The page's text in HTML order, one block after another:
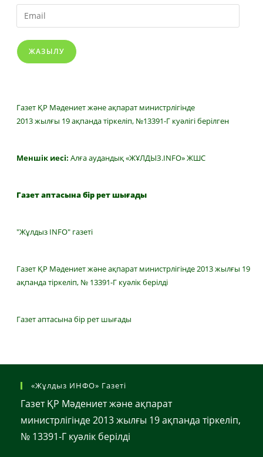
Email
ЖАЗЫЛУ
Газет ҚР Мәдениет және ақпарат министрлігінде
2013 жылғы 19 ақпанда тіркеліп, №13391-Г куәлігі берілген
Меншік иесі: Алға аудандық «ЖҰЛДЫЗ.INFO» ЖШС
Газет аптасына бір рет шығады
"Жұлдыз INFO" газеті
Газет ҚР Мәдениет және ақпарат министрлігінде 2013 жылғы 19
ақпанда тіркеліп, № 13391-Г куәлік берілді
Газет аптасына бір рет шығады
«Жұлдыз ИНФО» Газеті
Газет ҚР Мәдениет және ақпарат
министрлігінде 2013 жылғы 19 ақпанда тіркеліп,
№ 13391-Г куәлік берілді